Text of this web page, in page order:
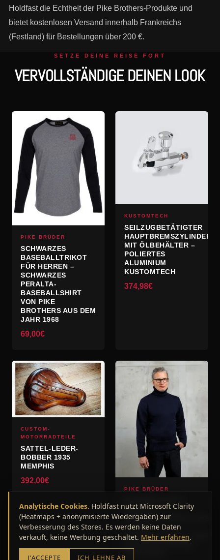
Holdfast die Echtheit der Pike Brothers-Produkte und
bietet kostenlosen Versand innerhalb Frankreichs
(Festland) für Bestellungen über 200 €.
SETZE DEINE REISE FORT
VERVOLLSTÄNDIGE DEINEN LOOK
PIKE BRÜDER
SCHWARZES
BASEBALLTRIKOT
FÜR HERREN –
SCHWARZES
PERALTA-
BASEBALLSHIRT
VON PIKE
BROTHERS AUS DEM
JAHR 1968
69,00€
KUSTOMTECH
SEILZUGBETÄTIGTER
HAUPTBREMSZYLINDER
MIT ÖLBEHÄLTER –
POLIERTES
ALUMINIUM
KUSTOMTECH
374,98€
CUSTOM-
MOTORRADTEILE
SATTEL-LEDER-
BOBBER 1935
MEMPHIS
392,00€
PIKE BRÜDER
HERREN-
ROLLKRAGENPULLOVER
– 1923
ROLLKRAGENPULLOVER
Analytische Cookies. Holdfast nutzt Microsoft Clarity
(Heatmaps + anonymisierte Wiedergaben) zur
Verbesserung des Stores. Es werden keine Daten
verkauft, keine Werbung geschaltet. Mehr erfahren.
J'ACCEPTE ICH LEHNE AB